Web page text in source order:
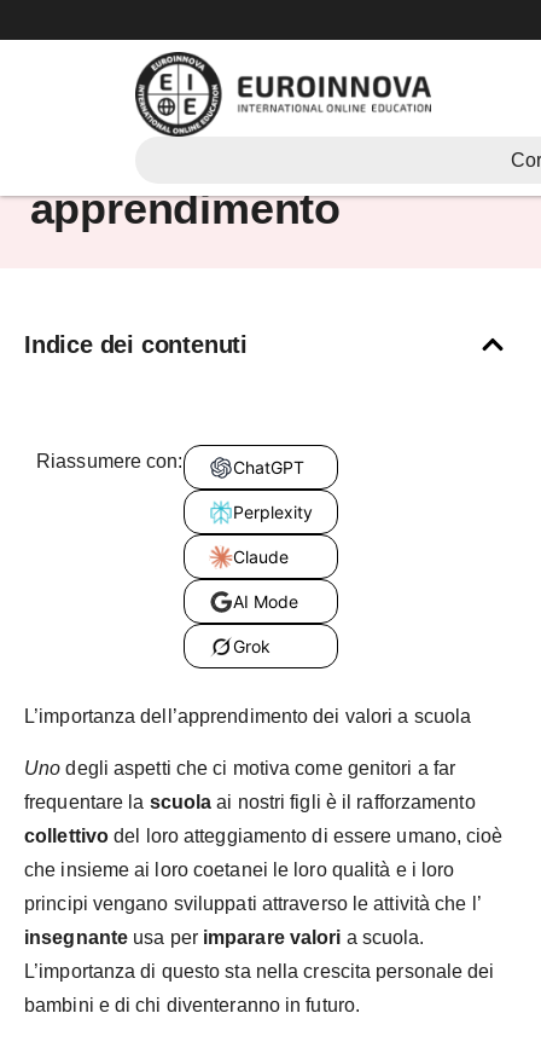
al
valore di
apprendimento
Indice dei contenuti
Riassumere con: ChatGPT
Perplexity
Claude
AI Mode
Grok
L’importanza dell’apprendimento dei valori a scuola
Uno degli aspetti che ci motiva come genitori a far
frequentare la scuola ai nostri figli è il rafforzamento
collettivo del loro atteggiamento di essere umano, cioè
che insieme ai loro coetanei le loro qualità e i loro
principi vengano sviluppati attraverso le attività che l’
insegnante usa per imparare valori a scuola.
L’importanza di questo sta nella crescita personale dei
bambini e di chi diventeranno in futuro.